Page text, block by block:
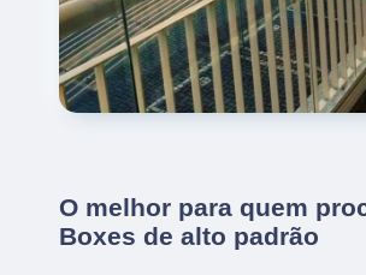
O melhor para quem
Boxes de alto padrão